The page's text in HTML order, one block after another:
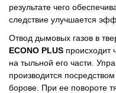
результате чего
следствие улучшается
Отвод дымовых газов в
ECONO PLUS происходит
на тыльной его части.
производится
борове. При ее повороте